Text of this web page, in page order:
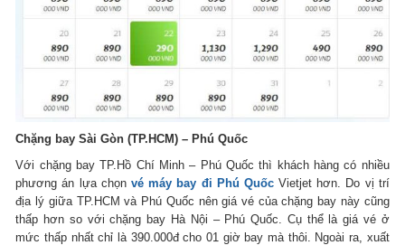
Chặng bay Sài Gòn (TP.HCM) – Phú Quốc
Với chặng bay TP.Hồ Chí Minh – Phú Quốc thì khách hàng có nhiều
phương án lựa chọn vé máy bay đi Phú QuốcVietjet hơn. Do vị trí
địa lý giữa TP.HCM và Phú Quốc nên giá vé của chặng bay này cũng
thấp hơn so với chặng bay Hà Nội – Phú Quốc. Cụ thể là giá vé ở
mức thấp nhất chỉ là 390.000đ cho 01 giờ bay mà thôi. Ngoài ra, xuất